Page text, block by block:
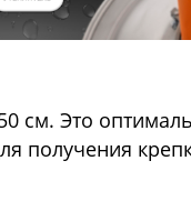
см. Это
получения